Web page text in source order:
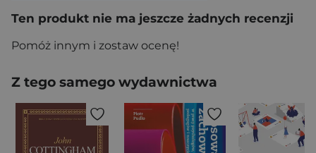
Ten produkt nie ma jeszcze żadnych recenzji
Pomóż innym i zostaw ocenę!
Z tego samego wydawnictwa